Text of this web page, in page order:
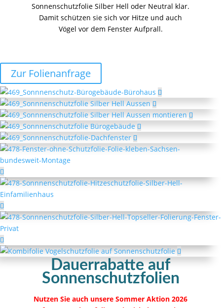
Sonnenschutzfolie Silber Hell oder Neutral klar.
Damit schützen sie sich vor Hitze und auch
Vögel vor dem Fenster Aufprall.
Zur Folienanfrage
Dauerrabatte auf
Sonnenschutzfolien
Nutzen Sie auch unsere Sommer Aktion 2026